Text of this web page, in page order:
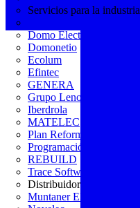
Servicios para la industria
Domo Electra
Domonetio
Ecolum
Efintec
GENERA
Grupo Lenor
Iberdrola
MATELEC
Plan Reforma
Programación Integral
REBUILD
Trace Software
Distribuidor
Muntaner Electro